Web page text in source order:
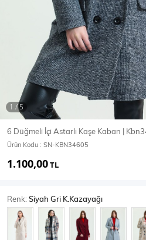
Ceket Mont & Kaban
T-SHİRT & BLUZ
T-Shirt
6 Düğmeli İçi Astarlı Kaşe Kaban |
Ürün Kodu : SN-KBN34605
1.100,00TL
Renk:Siyah Gri K.Kazayağı